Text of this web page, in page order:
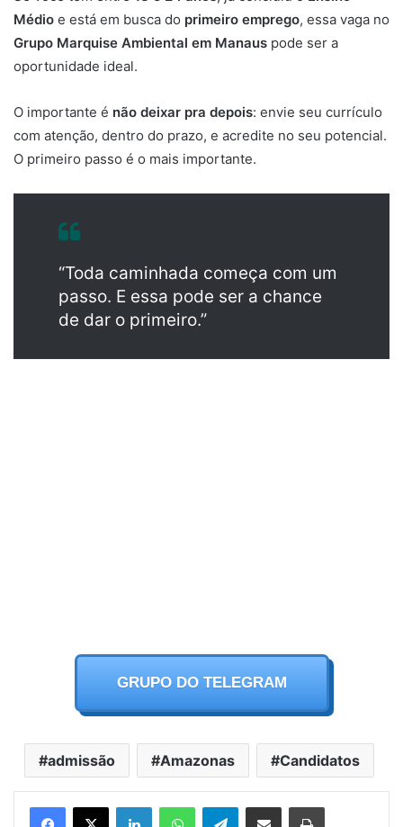
Médio e está em busca do primeiro emprego, essa vaga no
Grupo Marquise Ambiental em Manaus pode ser a
oportunidade ideal.
O importante é não deixar pra depois: envie seu currículo
com atenção, dentro do prazo, e acredite no seu potencial.
O primeiro passo é o mais importante.
“Toda caminhada começa com um
passo. E essa pode ser a chance
de dar o primeiro.”
GRUPO DO TELEGRAM
admissão Amazonas Candidatos
Telegram